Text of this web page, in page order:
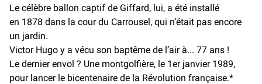
Le célèbre ballon captif de Giffard, lui, a été installé
en 1878 dans la cour du Carrousel, qui n’était pas encore
un jardin.
Victor Hugo y a vécu son baptême de l’air à... 77 ans !
Le dernier envol ? Une montgolfière, le 1er janvier 1989,
pour lancer le bicentenaire de la Révolution française.*